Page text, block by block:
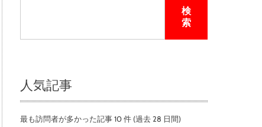
検
索
人気記事
最も訪問者が多かった記事 10 件 (過去 28 日間)